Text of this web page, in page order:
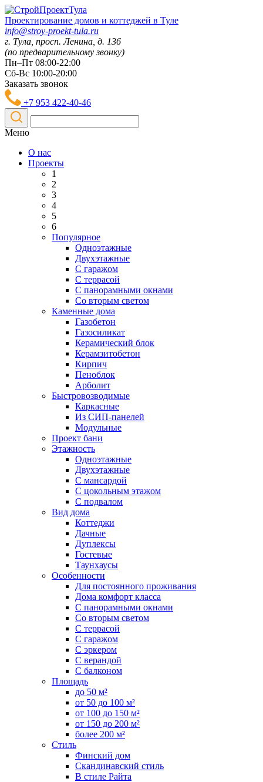
Проектирование домов и коттеджей в Туле
info@stroy-proekt-tula.ru
г. Тула, просп. Ленина, д. 136
(по предварительному звонку)
Пн–Пт 08:00-22:00
Сб-Вс 10:00-20:00
Заказать звонок
+7 953 422-40-46
Меню
О нас
Проекты
1
2
3
4
5
6
Популярное
Одноэтажные
Двухэтажные
С гаражом
С террасой
С панорамными окнами
Со вторым светом
Каменные дома
Газобетон
Газосиликат
Керамический блок
Керамзитобетон
Кирпич
Пеноблок
Арболит
Быстровозводимые
Каркасные
Из СИП-панелей
Модульные
Проект бани
Этажность
Одноэтажные
Двухэтажные
С мансардой
C цокольным этажом
С подвалом
Вид дома
Коттеджи
Дачные
Дуплексы
Гостевые
Таунхаусы
Особенности
Для постоянного проживания
Дома комфорт класса
С панорамными окнами
Со вторым светом
С террасой
С гаражом
С эркером
С верандой
С балконом
Площадь
до 50 м²
от 50 до 100 м²
от 100 до 150 м²
от 150 до 200 м²
более 200 м²
Стиль
Финский дом
Скандинавский стиль
В стиле Райта